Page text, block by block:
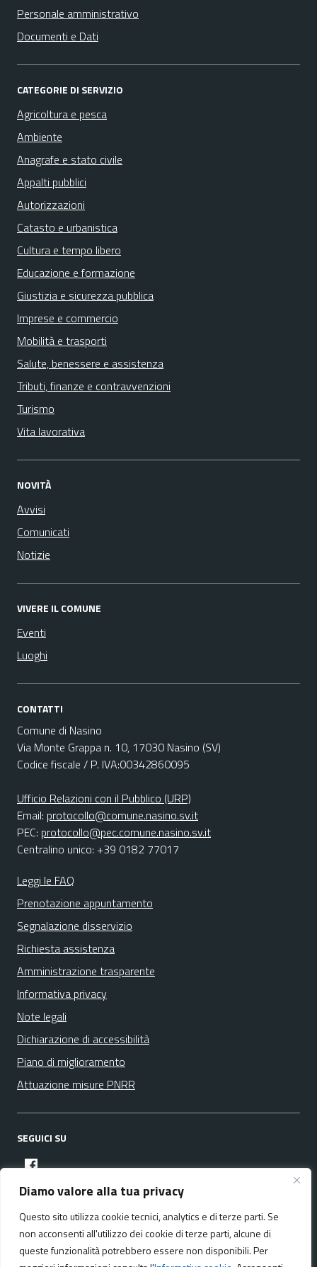
Diamo valore alla tua privacy
Questo sito utilizza cookie tecnici, analytics e di terze parti. Se
non acconsenti all'utilizzo dei cookie di terze parti, alcune di
queste funzionalità potrebbero essere non disponibili. Per
Personale amministrativo
Documenti e Dati
CATEGORIE DI SERVIZIO
Agricoltura e pesca
Ambiente
Anagrafe e stato civile
Appalti pubblici
Autorizzazioni
Catasto e urbanistica
Cultura e tempo libero
Educazione e formazione
Giustizia e sicurezza pubblica
Imprese e commercio
Mobilità e trasporti
Salute, benessere e assistenza
Tributi, finanze e contravvenzioni
Turismo
Vita lavorativa
NOVITÀ
Avvisi
Comunicati
Notizie
VIVERE IL COMUNE
Eventi
Luoghi
CONTATTI
Comune di Nasino
Via Monte Grappa n. 10, 17030 Nasino (SV)
Codice fiscale / P. IVA:00342860095
Ufficio Relazioni con il Pubblico (URP)
Email: protocollo@comune.nasino.sv.it
PEC: protocollo@pec.comune.nasino.sv.it
Centralino unico: +39 0182 77017
Leggi le FAQ
Prenotazione appuntamento
Segnalazione disservizio
Richiesta assistenza
Amministrazione trasparente
Informativa privacy
Note legali
Dichiarazione di accessibilità
Piano di miglioramento
Attuazione misure PNRR
SEGUICI SU
facebook
Media policy Mappa del sito